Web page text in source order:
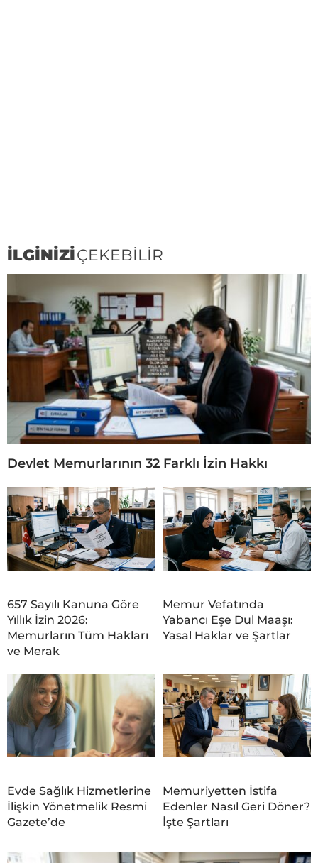
İLGİNİZİÇEKEBİLİR
Devlet Memurlarının 32 Farklı İzin Hakkı
657 Sayılı Kanuna Göre
Yıllık İzin 2026:
Memurların Tüm Hakları
ve Merak
Memur Vefatında
Yabancı Eşe Dul Maaşı:
Yasal Haklar ve Şartlar
Evde Sağlık Hizmetlerine
İlişkin Yönetmelik Resmi
Gazete’de
Memuriyetten İstifa
Edenler Nasıl Geri Döner?
İşte Şartları